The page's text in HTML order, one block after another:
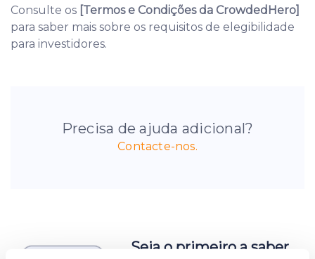
Consulte os [Termos e Condições da CrowdedHero]
para saber mais sobre os requisitos de elegibilidade
para investidores.
Precisa de ajuda adicional?
Contacte-nos.
Seja o primeiro a saber